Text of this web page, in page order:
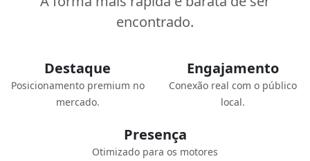
encontrado.
Destaque
Posicionamento premium no
mercado.
Engajamento
Conexão real com o público
local.
Presença
Otimizado para os motores